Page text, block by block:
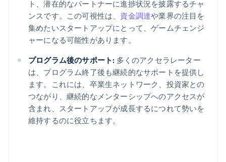
ト、潜在的なパートナーに進捗状況を披露するチャ
ンスです。この可視性は、 資金調達や業界の注目を
集めたいスタートアップにとって、ゲームチェンジ
ャーになる可能性があります。
プログラム後のサポート: 多くのアクセラレーター
は、プログラム終了後も継続的なサポートを提供し
ます。これには、卒業生ネットワーク、投資家との
つながり、継続的なメンターシップへのアクセスが
含まれ、スタートアップが成長するにつれて勢いを
維持するのに役立ちます。